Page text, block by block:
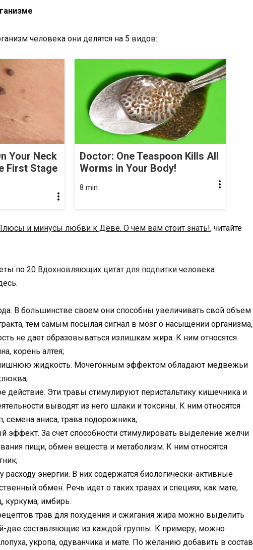
человека они делятся на 5 видов:
Your Neck
First Stage
Doctor: One Teaspoon Kills All
Worms in Your Body!
8 min
и минусы любви к Деве. О чем вам стоит знать!, читайте
по 20 Вдохновляющих цитат для подпитки человека
В большинстве своем они способны увеличивать свой объем
тем самым посылая сигнал в мозг о насыщении организма,
не дает образовываться излишкам жира. К ним относятся
корень алтея;
жидкость. Мочегонным эффектом обладают медвежьи
действие. Эти травы стимулируют перистальтику кишечника и
выводят из него шлаки и токсины. К ним относятся
семена аниса, трава подорожника;
За счет способности стимулировать выделение желчи
пищи, обмен веществ и метаболизм. К ним относятся
энергии. В них содержатся биологически-активные
обмен. Речь идет о таких травах и специях, как мате,
куркума, имбирь.
трав для похудения и сжигания жира можно выделить
две составляющие из каждой группы. К примеру, можно
укропа, одуванчика и мате. По желанию добавить в состав